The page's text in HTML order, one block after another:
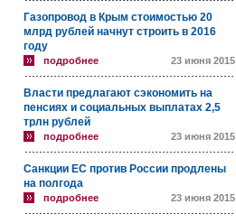
Газопровод в Крым стоимостью 20
млрд рублей начнут строить в 2016
году
подробнее 23 июня 2015
Власти предлагают сэкономить на
пенсиях и социальных выплатах 2,5
трлн рублей
подробнее 23 июня 2015
Санкции ЕС против России продлены
на полгода
подробнее 23 июня 2015